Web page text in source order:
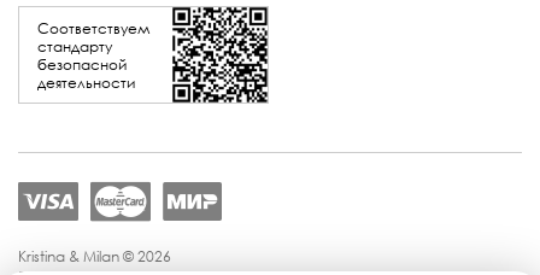
Соответствуем
стандарту
безопасной
деятельности
Kristina & Milan © 2026